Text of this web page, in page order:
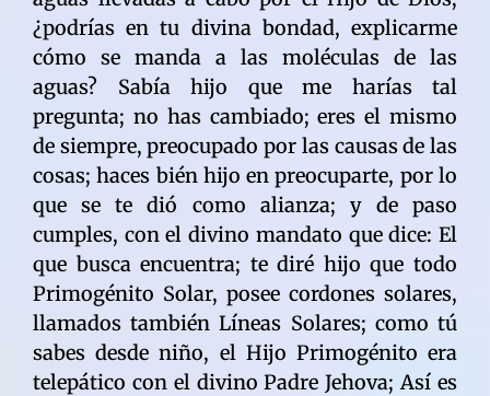
¿podrías en tu divina bondad, explicarme
cómo se manda a las moléculas de las
aguas? Sabía hijo que me harías tal
pregunta; no has cambiado; eres el mismo
de siempre, preocupado por las causas de las
cosas; haces bién hijo en preocuparte, por lo
que se te dió como alianza; y de paso
cumples, con el divino mandato que dice: El
que busca encuentra; te diré hijo que todo
Primogénito Solar, posee cordones solares,
llamados también Líneas Solares; como tú
sabes desde niño, el Hijo Primogénito era
telepático con el divino Padre Jehova; Así es